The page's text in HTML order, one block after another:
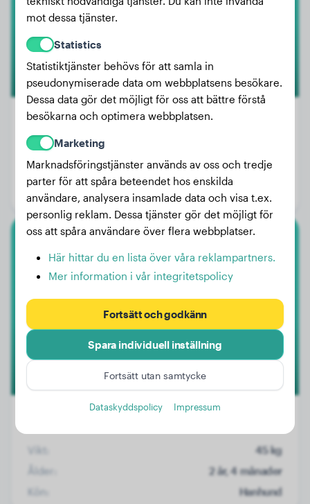
Vikt:
Ålder:
2 år, 7 månader
Kön:
Hanhund
Buddy
Vikt:
45 kg
Ålder:
2 år, 4 månader
Kön:
Hanhund
mot dessa tjänster.
Statistics
Statistiktjänster behövs för att samla in
pseudonymiserade data om webbplatsens besökare.
Dessa data gör det möjligt för oss att bättre förstå
besökarna och optimera webbplatsen.
Marketing
Marknadsföringstjänster används av oss och tredje
parter för att spåra beteendet hos enskilda
användare, analysera insamlade data och visa t.ex.
personlig reklam. Dessa tjänster gör det möjligt för
oss att spåra användare över flera webbplatser.
Här hittar du en lista över våra reklampartners.
Mer information i vår integritetspolicy
Fortsätt och godkänn
Spara individuell inställning
Fortsätt utan samtycke
Dataskyddspolicy Impressum